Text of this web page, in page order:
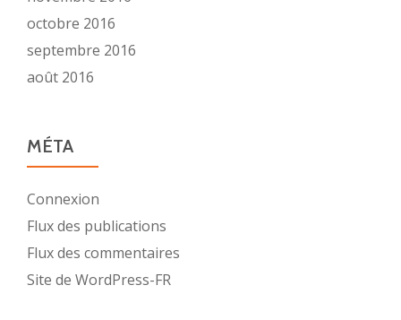
octobre 2016
septembre 2016
août 2016
MÉTA
Connexion
Flux des publications
Flux des commentaires
Site de WordPress-FR